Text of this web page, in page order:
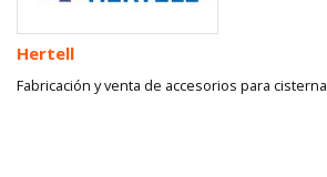
Hertell
Fabricación y venta de accesorios para